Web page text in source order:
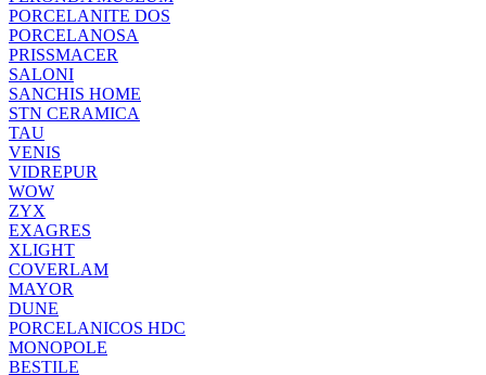
PORCELANITE DOS
PORCELANOSA
PRISSMACER
SALONI
SANCHIS HOME
STN CERAMICA
TAU
VENIS
VIDREPUR
WOW
ZYX
EXAGRES
XLIGHT
COVERLAM
MAYOR
DUNE
PORCELANICOS HDC
MONOPOLE
BESTILE